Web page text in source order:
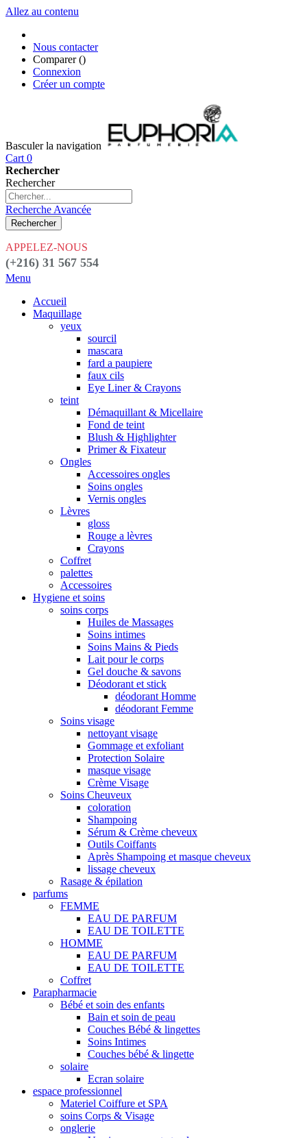
Allez au contenu
Nous contacter
Comparer ()
Connexion
Créer un compte
Basculer la navigation
Cart 0
Rechercher
Rechercher
Recherche Avancée
Rechercher
APPELEZ-NOUS
(+216) 31 567 554
Menu
Accueil
Maquillage
yeux
sourcil
mascara
fard a paupiere
faux cils
Eye Liner & Crayons
teint
Démaquillant & Micellaire
Fond de teint
Blush & Highlighter
Primer & Fixateur
Ongles
Accessoires ongles
Soins ongles
Vernis ongles
Lèvres
gloss
Rouge a lèvres
Crayons
Coffret
palettes
Accessoires
Hygiene et soins
soins corps
Huiles de Massages
Soins intimes
Soins Mains & Pieds
Lait pour le corps
Gel douche & savons
Déodorant et stick
déodorant Homme
déodorant Femme
Soins visage
nettoyant visage
Gommage et exfoliant
Protection Solaire
masque visage
Crème Visage
Soins Cheuveux
coloration
Shampoing
Sérum & Crème cheveux
Outils Coiffants
Après Shampoing et masque cheveux
lissage cheveux
Rasage & épilation
parfums
FEMME
EAU DE PARFUM
EAU DE TOILETTE
HOMME
EAU DE PARFUM
EAU DE TOILETTE
Coffret
Parapharmacie
Bébé et soin des enfants
Bain et soin de peau
Couches Bébé & lingettes
Soins Intimes
Couches bébé & lingette
solaire
Ecran solaire
espace professionnel
Materiel Coiffure et SPA
soins Corps & Visage
onglerie